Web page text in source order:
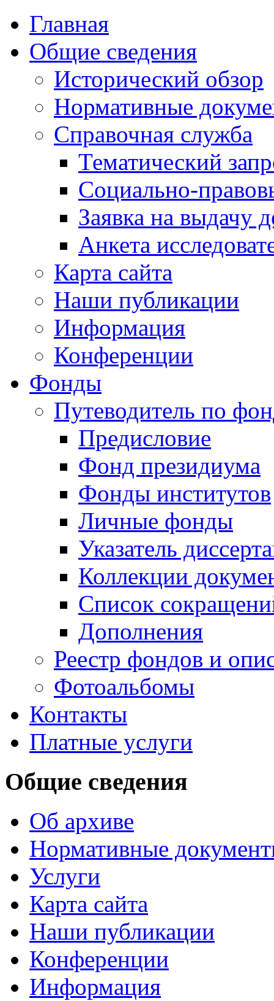
Главная
Общие сведения
Исторический обзор
Нормативные
Справочная служба
Тематический
Социально-
Заявка на выдачу
Анкета
Карта сайта
Наши публикации
Информация
Конференции
Фонды
Путеводитель по
Предисловие
Фонд президиума
Фонды институтов
Личные фонды
Указатель
Коллекции
Список
Дополнения
Реестр фондов и
Фотоальбомы
Контакты
Платные услуги
Общие сведения
Об архиве
Нормативные
Услуги
Карта сайта
Наши публикации
Конференции
Информация